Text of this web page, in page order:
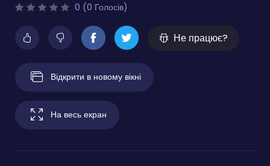
0 (0 Голосів)
Не працює?
Відкрити в новому вікні
На весь екран